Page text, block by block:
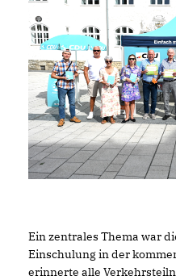
Ein zentrales Thema war
Einschulung in der
erinnerte alle